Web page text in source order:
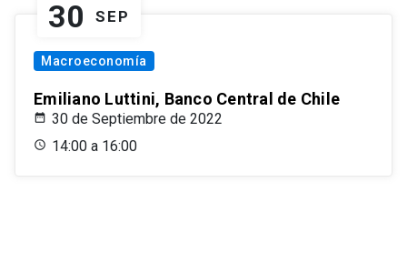
30 SEP
Macroeconomía
Emiliano Luttini, Banco Central de Chile
30 de Septiembre de 2022
14:00 a 16:00